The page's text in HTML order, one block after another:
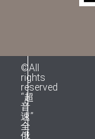
©All
rights
reserved
“超
音
速”
全
俄